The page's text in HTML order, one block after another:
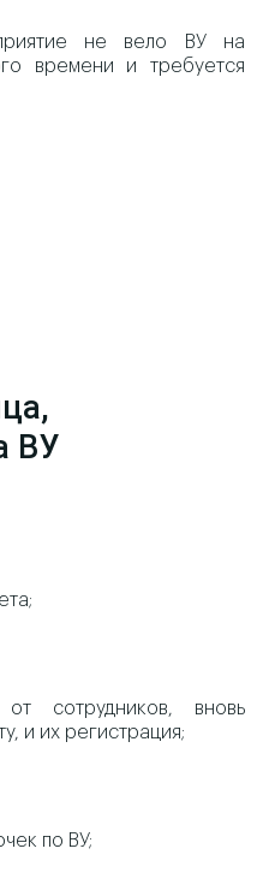
не вело ВУ на
времени и требуется
ВУ
сотрудников, вновь
и их регистрация;
по ВУ;